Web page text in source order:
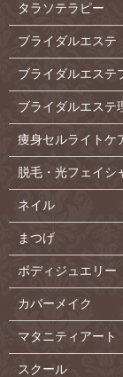
タラソテラピー
ブライダルエステ
ブライダルエステ
ブライダルエステ
痩身セルライトケ
脱毛・光フェイシ
ネイル
まつげ
ボディジュエリー
カバーメイク
マタニティアート
スクール